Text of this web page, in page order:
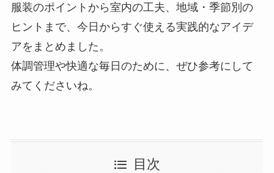
服装のポイントから室内の工夫、地域・季節別の
ヒントまで、今日からすぐ使える実践的なアイデ
アをまとめました。
体調管理や快適な毎日のために、ぜひ参考にして
みてくださいね。
目次